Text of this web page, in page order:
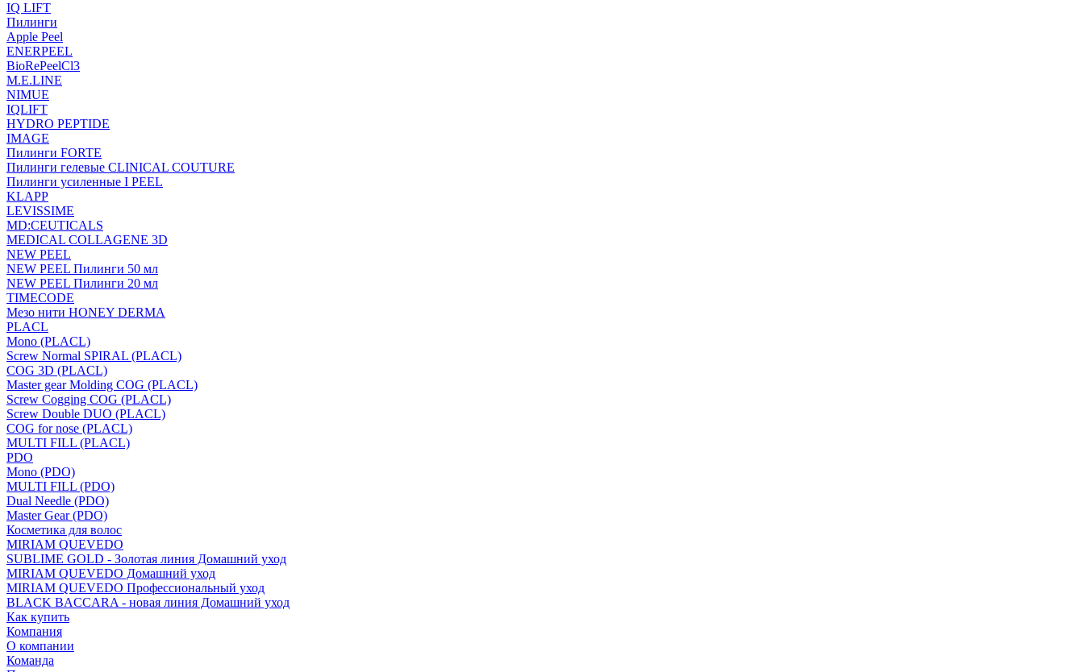
IQ LIFT
Пилинги
Apple Peel
ENERPEEL
BioRePeelCl3
M.E.LINE
NIMUE
IQLIFT
HYDRO PEPTIDE
IMAGE
Пилинги FORTE
Пилинги гелевые CLINICAL COUTURE
Пилинги усиленные I PEEL
KLAPP
LEVISSIME
MD:CEUTICALS
MEDICAL COLLAGENE 3D
NEW PEEL
NEW PEEL Пилинги 50 мл
NEW PEEL Пилинги 20 мл
TIMECODE
Мезо нити HONEY DERMA
PLACL
Mono (PLACL)
Screw Normal SPIRAL (PLACL)
COG 3D (PLACL)
Master gear Molding COG (PLACL)
Screw Cogging COG (PLACL)
Screw Double DUO (PLACL)
COG for nose (PLACL)
MULTI FILL (PLACL)
PDO
Mono (PDO)
MULTI FILL (PDO)
Dual Needle (PDO)
Master Gear (PDO)
Косметика для волос
MIRIAM QUEVEDO
SUBLIME GOLD - Золотая линия Домашний уход
MIRIAM QUEVEDO Домашний уход
MIRIAM QUEVEDO Профессиональный уход
BLACK BACCARA - новая линия Домашний уход
Как купить
Компания
О компании
Команда